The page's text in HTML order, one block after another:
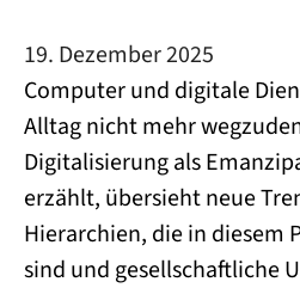
19. Dezember 2025
Computer und digitale
Alltag nicht mehr
Digitalisierung als
erzählt, übersieht neue
Hierarchien, die in diesem
sind und gesellschaftliche